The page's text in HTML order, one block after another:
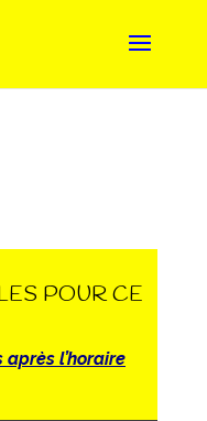
POUR CE
l’horaire